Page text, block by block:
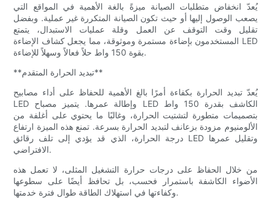
يُعدّ انخفاض متطلبات الصيانة ميزةً بالغة الأهمية في المواقع التي
يصعب الوصول إليها أو حيث تكون الصيانة المتكررة غير عملية. وبفضل
تقليل وقت التوقف عن العمل وقلة عمليات الاستبدال، يتمتع
المستخدمون بإضاءة مستمرة وموثوقة، مما يجعل كشاف الإضاءة LED
بقوة 150 واط حلاً فعالاً وسهلاً للإضاءة.
**تبديد الحرارة المتقدم**
يُعدّ تبديد الحرارة بكفاءة أمرًا بالغ الأهمية للحفاظ على أداء مصابيح
LED وإطالة عمرها. يتميز مصباح LED الكاشف بقدرة 150 واط
بتصميمات متطورة لتشتيت الحرارة، وغالبًا ما يحتوي على أغلفة من
الألومنيوم مزودة بزعانف لتبديد الحرارة بسرعة. تمنع هذه الميزة ارتفاع
درجة الحرارة، الذي قد يؤدي إلى تلف رقائق LED وتقليل عمرها
الافتراضي.
من خلال الحفاظ على درجات حرارة التشغيل المثلى، لا تعمل هذه
الأضواء الكاشفة باستمرار فحسب، بل تحافظ أيضًا على سطوعها
وكفاءتها في استهلاك الطاقة طوال فترة خدمتها.